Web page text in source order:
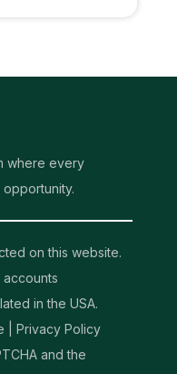
where every
on this website.
in the USA.
Privacy Policy
and the